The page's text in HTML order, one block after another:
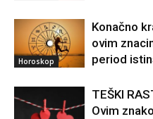
Horoskop
Konačno
ovim
period
TEŠKI
Ovim